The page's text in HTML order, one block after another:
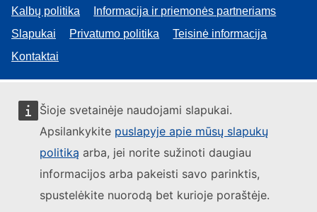
Šioje svetainėje naudojami slapukai.
Apsilankykite puslapyje apie mūsų slapukų
politiką arba, jei norite sužinoti daugiau
informacijos arba pakeisti savo parinktis,
spustelėkite nuorodą bet kurioje poraštėje.
Kalbų politika
Informacija ir priemonės partneriams
Slapukai
Privatumo politika
Teisinė informacija
Kontaktai